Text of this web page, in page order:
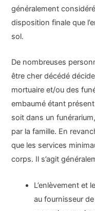
généralement
disposition finale que
sol.
De nombreuses
être cher décédé
mortuaire et/ou des
embaumé étant
soit dans un
par la famille. En
que les services
corps. Il s’agit
L’enlèvement et
au fournisseur